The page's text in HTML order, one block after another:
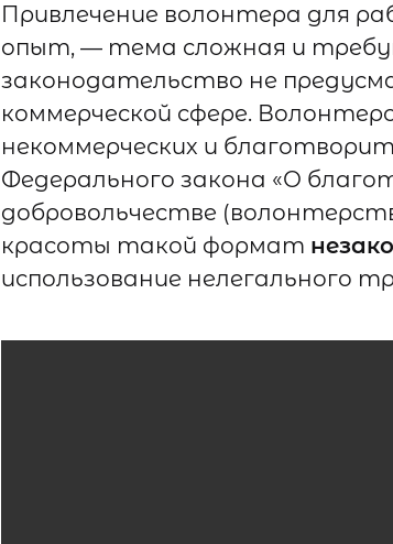
Привлечение волонтера для
опыт, — тема сложная и
законодательство не
коммерческой сфере.
некоммерческих и
Федерального закона «О
добровольчестве
красоты такой формат
использование нелегального